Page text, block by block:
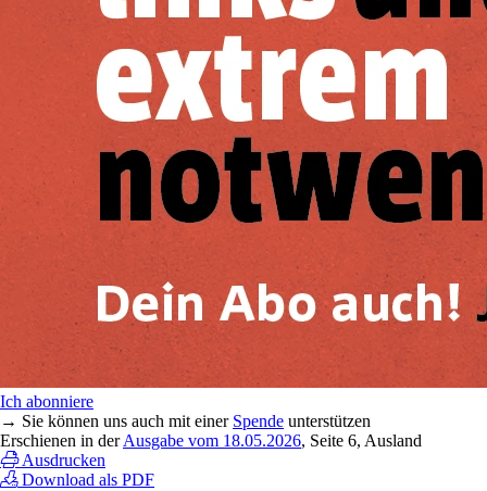
Ich abonniere
→ Sie können uns auch mit einer Spende unterstützen
Erschienen in derAusgabe vom 18.05.2026, Seite 6, Ausland
Ausdrucken
Download als PDF